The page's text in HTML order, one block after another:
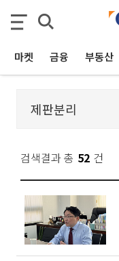
마켓 금융 부동산
검색결과 총 52 건